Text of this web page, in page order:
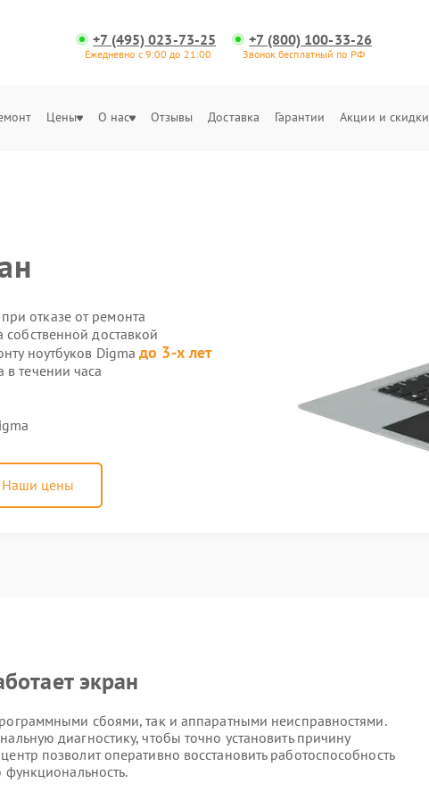
+7 (495) 023-73-25
Ежедневно с 9:00 до 21:00
+7 (800) 100-33-26
Звонок бесплатный по РФ
Цены О нас Отзывы Доставка Гарантии Акции и скидки
отказе от ремонта
доставкой
ноутбуков Digmaдо 3-х лет
течении часа
Наши цены
экран
сбоями, так и аппаратными неисправностями.
диагностику, чтобы точно установить причину
позволит оперативно восстановить работоспособность
функциональность.